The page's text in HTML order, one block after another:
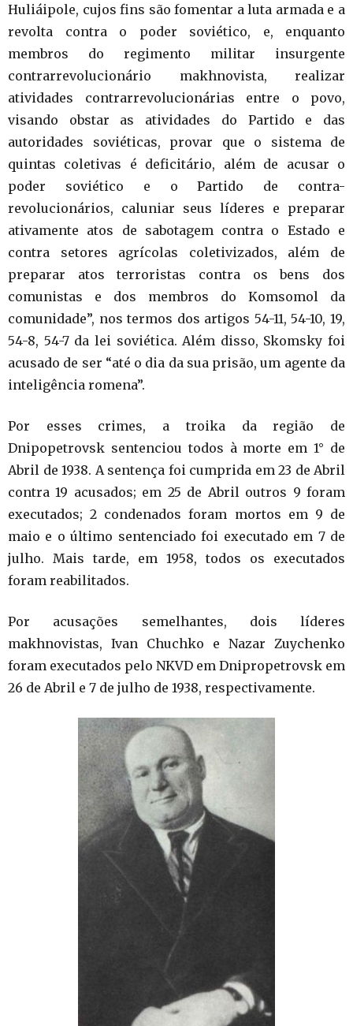
Huliáipole, cujos fins são fomentar a luta armada e a
revolta contra o poder soviético, e, enquanto
membros do regimento militar insurgente
contrarrevolucionário makhnovista, realizar
atividades contrarrevolucionárias entre o povo,
visando obstar as atividades do Partido e das
autoridades soviéticas, provar que o sistema de
quintas coletivas é deficitário, além de acusar o
poder soviético e o Partido de contra-
revolucionários, caluniar seus líderes e preparar
ativamente atos de sabotagem contra o Estado e
contra setores agrícolas coletivizados, além de
preparar atos terroristas contra os bens dos
comunistas e dos membros do Komsomol da
comunidade”, nos termos dos artigos 54-11, 54-10, 19,
54-8, 54-7 da lei soviética. Além disso, Skomsky foi
acusado de ser “até o dia da sua prisão, um agente da
inteligência romena”.
Por esses crimes, a troika da região de
Dnipopetrovsk sentenciou todos à morte em 1° de
Abril de 1938. A sentença foi cumprida em 23 de Abril
contra 19 acusados; em 25 de Abril outros 9 foram
executados; 2 condenados foram mortos em 9 de
maio e o último sentenciado foi executado em 7 de
julho. Mais tarde, em 1958, todos os executados
foram reabilitados.
Por acusações semelhantes, dois líderes
makhnovistas, Ivan Chuchko e Nazar Zuychenko
foram executados pelo NKVD em Dnipropetrovsk em
26 de Abril e 7 de julho de 1938, respectivamente.